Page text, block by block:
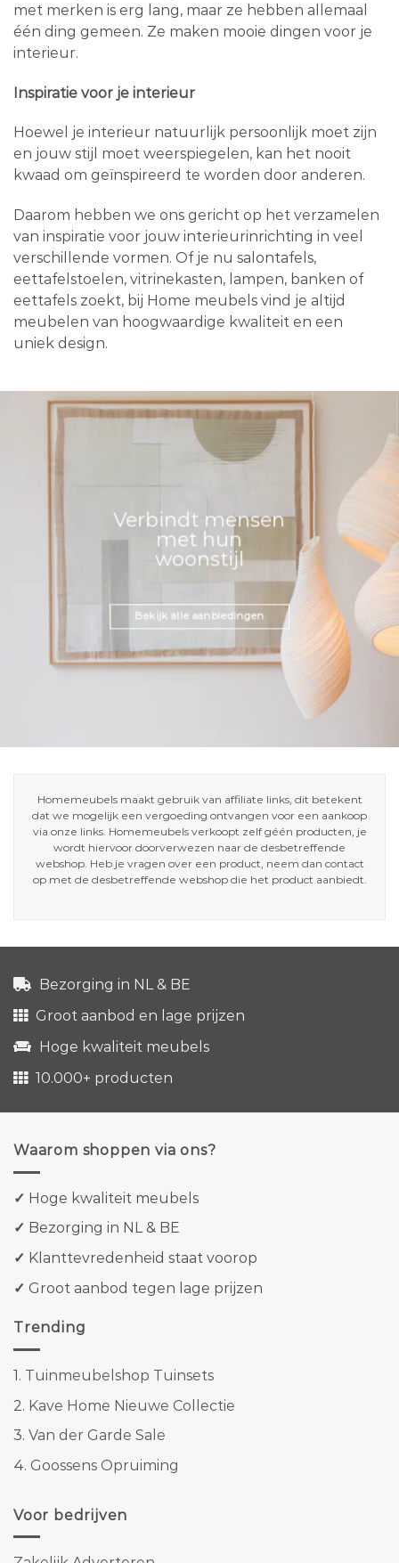
met merken is erg lang, maar ze hebben allemaal
één ding gemeen. Ze maken mooie dingen voor je
interieur.
Inspiratie voor je interieur
Hoewel je interieur natuurlijk persoonlijk moet zijn
en jouw stijl moet weerspiegelen, kan het nooit
kwaad om geïnspireerd te worden door anderen.
Daarom hebben we ons gericht op het verzamelen
van inspiratie voor jouw interieurinrichting in veel
verschillende vormen. Of je nu salontafels,
eettafelstoelen, vitrinekasten, lampen, banken of
eettafels zoekt, bij Home meubels vind je altijd
meubelen van hoogwaardige kwaliteit en een
uniek design.
Verbindt mensen
met hun
woonstijl
Bekijk alle aanbiedingen
Homemeubels maakt gebruik van affiliate links, dit betekent
dat we mogelijk een vergoeding ontvangen voor een aankoop
via onze links. Homemeubels verkoopt zelf géén producten, je
wordt hiervoor doorverwezen naar de desbetreffende
webshop. Heb je vragen over een product, neem dan contact
op met de desbetreffende webshop die het product aanbiedt.
Bezorging in NL & BE
Groot aanbod en lage prijzen
Hoge kwaliteit meubels
10.000+ producten
Waarom shoppen via ons?
✓ Hoge kwaliteit meubels
✓ Bezorging in NL & BE
✓ Klanttevredenheid staat voorop
✓ Groot aanbod tegen lage prijzen
Trending
1. Tuinmeubelshop Tuinsets
2. Kave Home Nieuwe Collectie
3. Van der Garde Sale
4. Goossens Opruiming
Voor bedrijven